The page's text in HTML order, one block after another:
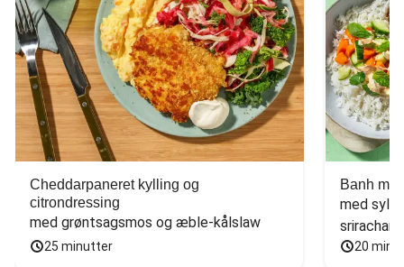
Cheddarpaneret kylling og
citrondressing
med grøntsagsmos og æble-kålslaw
25 minutter
Banh mi-
med
20